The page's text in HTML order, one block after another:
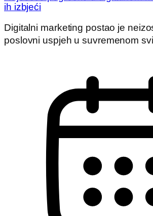
ih izbjeći
Digitalni marketing postao je
poslovni uspjeh u suvremenom